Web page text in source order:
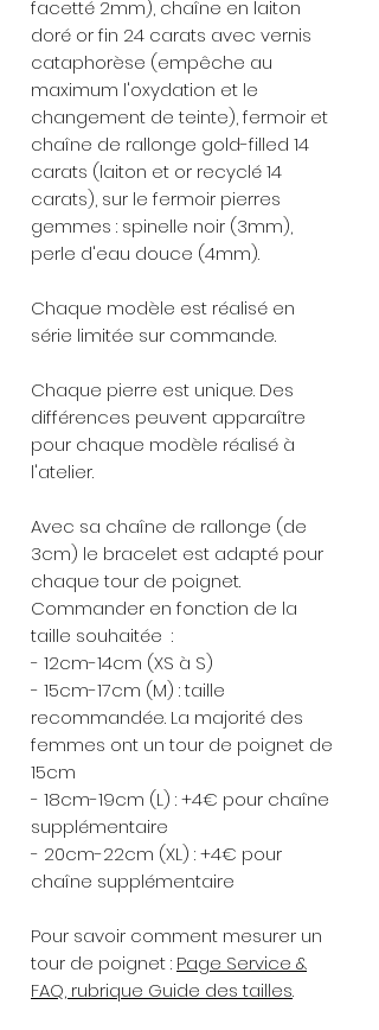
facetté 2mm), chaîne en laiton
doré or fin 24 carats avec vernis
cataphorèse (empêche au
maximum l'oxydation et le
changement de teinte), fermoir et
chaîne de rallonge gold-filled 14
carats (laiton et or recyclé 14
carats), sur le fermoir pierres
gemmes : spinelle noir (3mm),
perle d'eau douce (4mm).
Chaque modèle est réalisé en
série limitée sur commande.
Chaque pierre est unique. Des
différences peuvent apparaître
pour chaque modèle réalisé à
l'atelier.
Avec sa chaîne de rallonge (de
3cm) le bracelet est adapté pour
chaque tour de poignet.
Commander en fonction de la
taille souhaitée :
- 12cm-14cm (XS à S)
- 15cm-17cm (M) : taille
recommandée. La majorité des
femmes ont un tour de poignet de
15cm
- 18cm-19cm (L) : +4€ pour chaîne
supplémentaire
- 20cm-22cm (XL) : +4€ pour
chaîne supplémentaire
Pour savoir comment mesurer un
tour de poignet : Page Service &
FAQ, rubrique Guide des tailles.